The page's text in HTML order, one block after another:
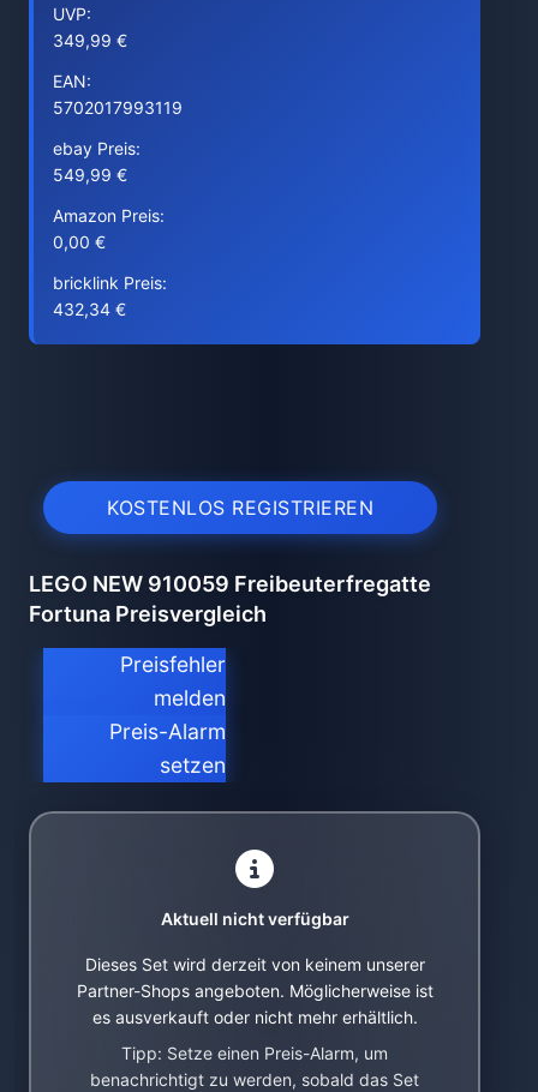
UVP:
349,99 €
EAN:
5702017993119
ebay Preis:
549,99 €
Amazon Preis:
0,00 €
bricklink Preis:
432,34 €
KOSTENLOS REGISTRIEREN
LEGO NEW 910059 Freibeuterfregatte
Fortuna Preisvergleich
Preisfehler
melden
Preis-Alarm
setzen
Aktuell nicht verfügbar
Dieses Set wird derzeit von keinem unserer
Partner-Shops angeboten. Möglicherweise ist
es ausverkauft oder nicht mehr erhältlich.
Tipp: Setze einen Preis-Alarm, um
benachrichtigt zu werden, sobald das Set